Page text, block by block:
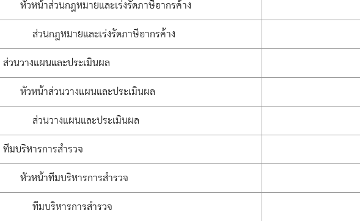
หัวหน้าส่วนกฎหมายและเร่งรัดภาษีอากรค้าง
ส่วนกฎหมายและเร่งรัดภาษีอากรค้าง
ส่วนวางแผนและประเมินผล
หัวหน้าส่วนวางแผนและประเมินผล
ส่วนวางแผนและประเมินผล
ทีมบริหารการสำรวจ
หัวหน้าทีมบริหารการสำรวจ
ทีมบริหารการสำรวจ